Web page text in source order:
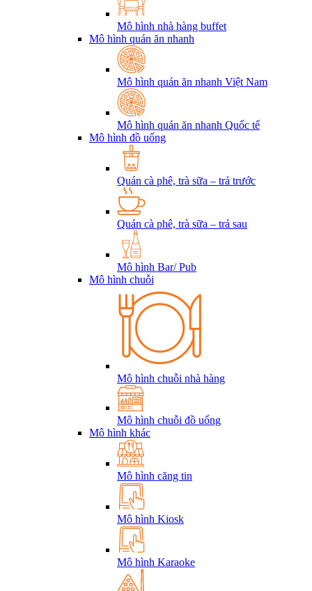
Mô hình nhà hàng buffet
Mô hình quán ăn nhanh
Mô hình quán ăn nhanh Việt Nam
Mô hình quán ăn nhanh Quốc tế
Mô hình đồ uống
Quán cà phê, trà sữa – trả trước
Quán cà phê, trà sữa – trả sau
Mô hình Bar/ Pub
Mô hình chuỗi
Mô hình chuỗi nhà hàng
Mô hình chuỗi đồ uống
Mô hình khác
Mô hình căng tin
Mô hình Kiosk
Mô hình Karaoke